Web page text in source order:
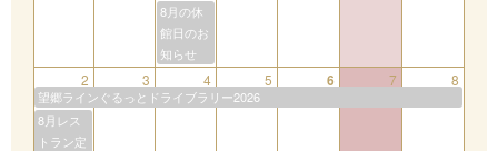
8月の休
館日のお
知らせ
2 3 4 5 6 7 8
望郷ラインぐるっとドライブラリー2026
8月レス
トラン定